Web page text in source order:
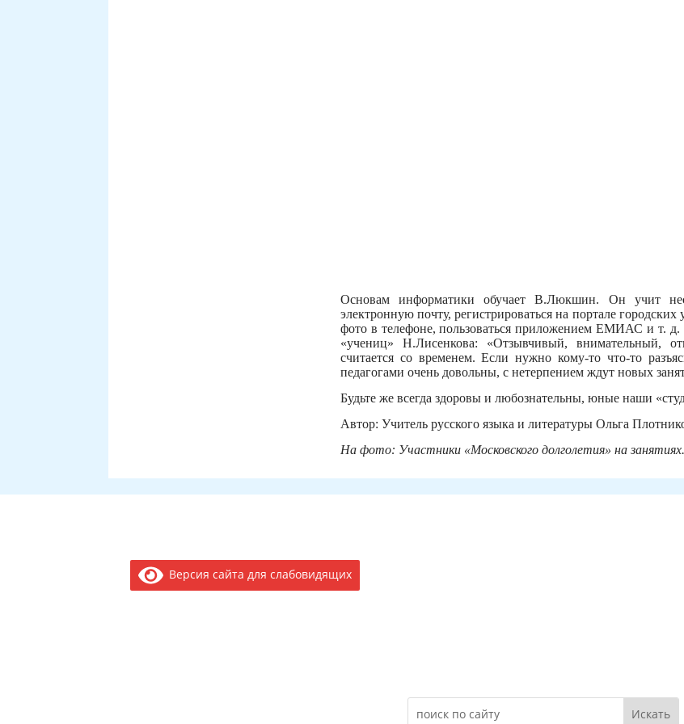
Основам информатики обучает В.Люкшин. Он учит
электронную почту, регистрироваться на портале
фото в телефоне, пользоваться приложением ЕМИАС и т. д.
«учениц» Н.Лисенкова: «Отзывчивый, внимательный,
считается со временем. Если нужно кому-то что-то
педагогами очень довольны, с нетерпением ждут новых
Будьте же всегда здоровы и любознательны, юные наши
Автор: Учитель русского языка и литературы Ольга
На фото: Участники «Московского долголетия» на занятиях.
Версия сайта для слабовидящих